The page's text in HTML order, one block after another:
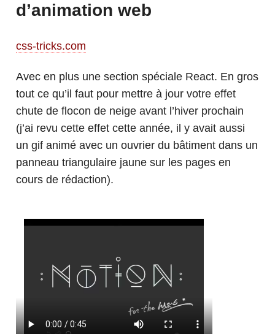
d’animation web
css-tricks.com
Avec en plus une section spéciale React. En gros
tout ce qu’il faut pour mettre à jour votre effet
chute de flocon de neige avant l’hiver prochain
(j’ai revu cette effet cette année, il y avait aussi
un gif animé avec un ouvrier du bâtiment dans un
panneau triangulaire jaune sur les pages en
cours de rédaction).